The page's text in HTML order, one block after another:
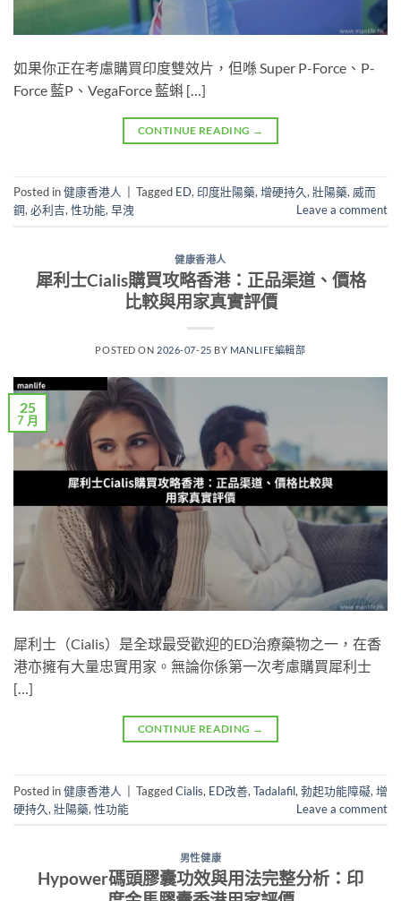
如果你正在考慮購買印度雙效片，但喺 Super P-Force、P-
Force 藍P、VegaForce 藍蝌 […]
CONTINUE READING →
Posted in健康香港人 Tagged ED,印度壯陽藥,增硬持久,壯陽藥, 威而
鋼,必利吉,性功能,早洩 Leave a comment
健康香港人
犀利士Cialis購買攻略香港：正品渠道、價格
比較與用家真實評價
POSTED ON 2026-07-25 BY MANLIFE編輯部
25
7 月
犀利士（Cialis）是全球最受歡迎的ED治療藥物之一，在香
港亦擁有大量忠實用家。無論你係第一次考慮購買犀利士
[…]
CONTINUE READING →
Posted in健康香港人 | TaggedCialis, ED改善, Tadalafil, 勃起功能障礙, 增
硬持久, 壯陽藥, 性功能 Leave a comment
男性健康
Hypower碼頭膠囊功效與用法完整分析：印